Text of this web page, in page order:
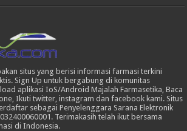
situs yang berisi informasi farmasi terkini
Sign Up untuk bergabung di komunitas
aplikasi IoS/Android Majalah Farmasetika, Baca
Ikuti twitter, instagram dan facebook kami. Situs
sebagai Penyelenggara Sarana Elektronik
Terimakasih telah ikut bersama
di Indonesia.